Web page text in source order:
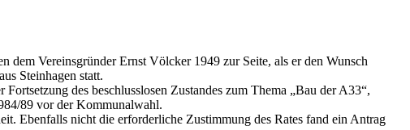
dem Vereinsgründer Ernst Völcker 1949 zur Seite, als er den Wunsch
Steinhagen statt.
des beschlusslosen Zustandes zum Thema „Bau der A33“,
89 vor der Kommunalwahl.
Ebenfalls nicht die erforderliche Zustimmung des Rates fand ein Antrag